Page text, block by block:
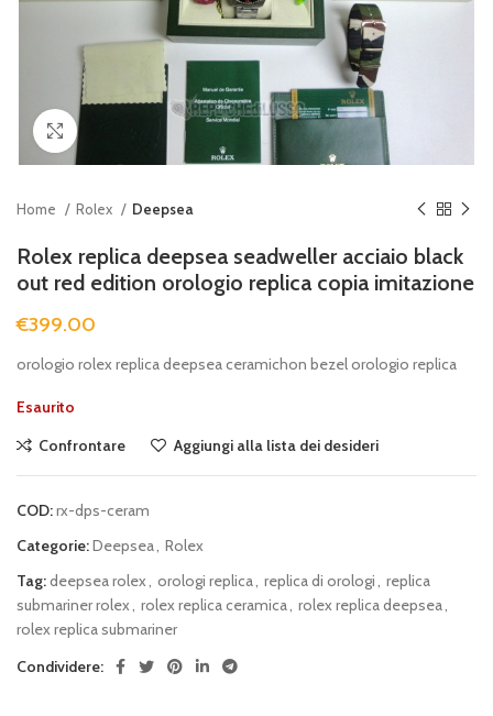
Clicca per ingrandire
Home Rolex Deepsea
Rolex replica deepsea seadweller acciaio black
out red edition orologio replica copia imitazione
€399.00
orologio rolex replica deepsea ceramichon bezel orologio replica
Esaurito
Confrontare
Aggiungi alla lista dei desideri
COD:rx-dps-ceram
Categorie:Deepsea Rolex
Tag:deepsea rolex orologi replica replica di orologi
replica
submariner rolex
rolex replica ceramica rolex replica deepsea
rolex replica submariner
Condividere: